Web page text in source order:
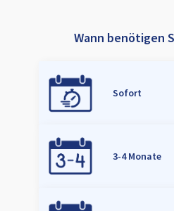
Wann benötigen
Sofort
3-4 Monate